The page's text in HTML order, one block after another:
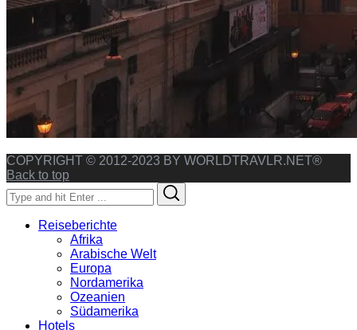
COPYRIGHT © 2012-2023 BY WORLDTRAVLR.NET®
Back to top
Search
for:
Reiseberichte
Afrika
Arabische Welt
Europa
Nordamerika
Ozeanien
Südamerika
Hotels